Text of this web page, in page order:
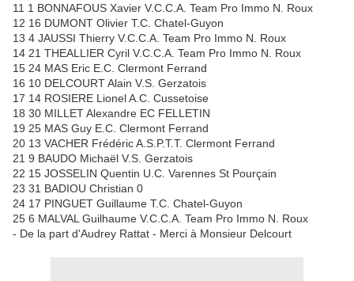
11 1 BONNAFOUS Xavier V.C.C.A. Team Pro Immo N. Roux
12 16 DUMONT Olivier T.C. Chatel-Guyon
13 4 JAUSSI Thierry V.C.C.A. Team Pro Immo N. Roux
14 21 THEALLIER Cyril V.C.C.A. Team Pro Immo N. Roux
15 24 MAS Eric E.C. Clermont Ferrand
16 10 DELCOURT Alain V.S. Gerzatois
17 14 ROSIERE Lionel A.C. Cussetoise
18 30 MILLET Alexandre EC FELLETIN
19 25 MAS Guy E.C. Clermont Ferrand
20 13 VACHER Frédéric A.S.P.T.T. Clermont Ferrand
21 9 BAUDO Michaël V.S. Gerzatois
22 15 JOSSELIN Quentin U.C. Varennes St Pourçain
23 31 BADIOU Christian 0
24 17 PINGUET Guillaume T.C. Chatel-Guyon
25 6 MALVAL Guilhaume V.C.C.A. Team Pro Immo N. Roux
- De la part d'Audrey Rattat - Merci à Monsieur Delcourt